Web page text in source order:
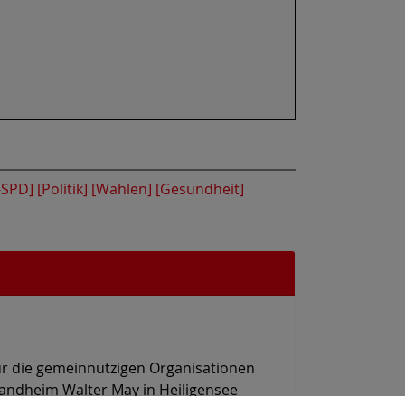
[Politik] [Wahlen] [Gesundheit]
die gemeinnützigen Organisationen
Walter May in Heiligensee